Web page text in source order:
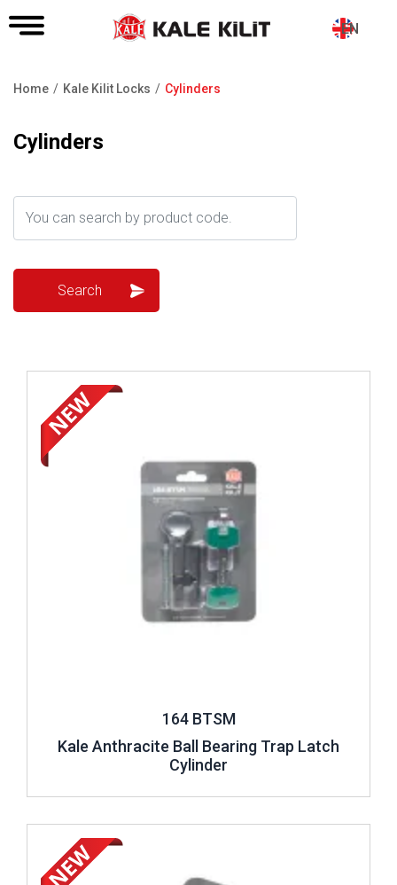
EN
Home Kale Kilit Locks Cylinders
Cylinders
164 BTSM
Kale Anthracite Ball Bearing Trap Latch
Cylinder